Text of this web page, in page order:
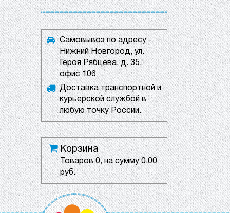
Самовывоз по адресу -
Нижний Новгород, ул.
Героя Рябцева, д. 35,
офис 106
Доставка транспортной и
курьерской службой в
любую точку России.
Корзина
Товаров0, на сумму0.00
руб.